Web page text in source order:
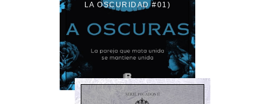
LA OSCURIDAD #01)